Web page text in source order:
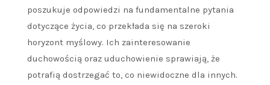
poszukuje odpowiedzi na fundamentalne pytania
dotyczące życia, co przekłada się na szeroki
horyzont myślowy. Ich zainteresowanie
duchowością oraz uduchowienie sprawiają, że
potrafią dostrzegać to, co niewidoczne dla innych.